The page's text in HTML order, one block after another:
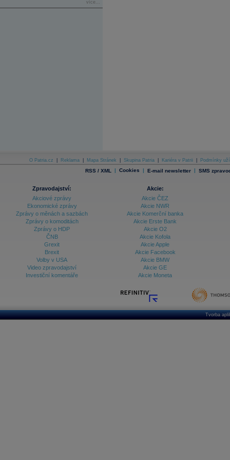
více...
O Patria.cz Reklama Mapa Stránek Skupina Patria Kariéra v Patrii Podmínky
RSS / XML | Cookies | E-mail newsletter | SMS
Zpravodajství:
Akciové zprávy
Ekonomické zprávy
Zprávy o měnách a sazbách
Zprávy o komoditách
Zprávy o HDP
ČNB
Grexit
Brexit
Volby v USA
Video zpravodajství
Investiční komentáře
Akcie:
Akcie ČEZ
Akcie NWR
Akcie Komerční banka
Akcie Erste Bank
Akcie O2
Akcie Kofola
Akcie Apple
Akcie Facebook
Akcie BMW
Akcie GE
Akcie Moneta
Tvorba